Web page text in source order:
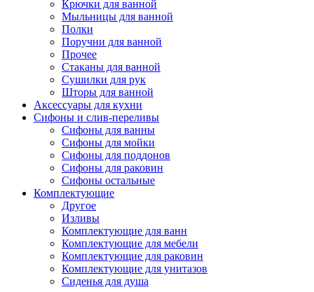
Крючки для ванной
Мыльницы для ванной
Полки
Поручни для ванной
Прочее
Стаканы для ванной
Сушилки для рук
Шторы для ванной
Аксессуары для кухни
Сифоны и слив-переливы
Сифоны для ванны
Сифоны для мойки
Сифоны для поддонов
Сифоны для раковин
Сифоны остальные
Комплектующие
Другое
Изливы
Комплектующие для ванн
Комплектующие для мебели
Комплектующие для раковин
Комплектующие для унитазов
Сиденья для душа